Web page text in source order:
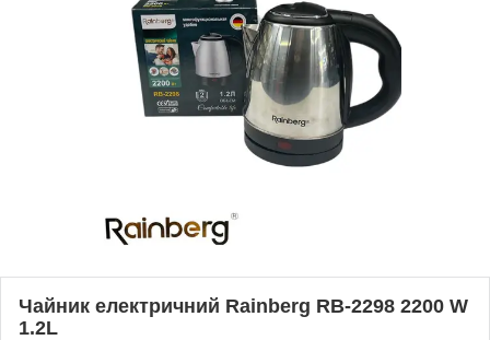
Чайник електричний Rainberg RB-2298 2200 W
1.2L